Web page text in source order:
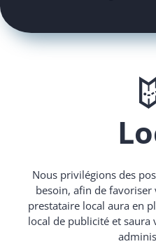
Nous privilégions des
besoin, afin de favoriser
prestataire local aura en
local de publicité et saura